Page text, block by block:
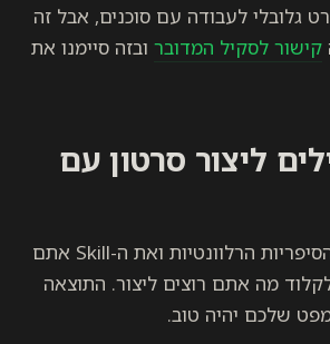
גלובלי לעבודה עם סוכנים, אבל זה
קישור לסקיל המדובר ובזה סיימנו את
ליצור סרטון עם
אחרי שהתקנתם את הסיפריות הרלוונטיות ואת ה-Skill אתם
מה אתם רוצים ליצור. התוצאה
שלכם יהיה טוב.